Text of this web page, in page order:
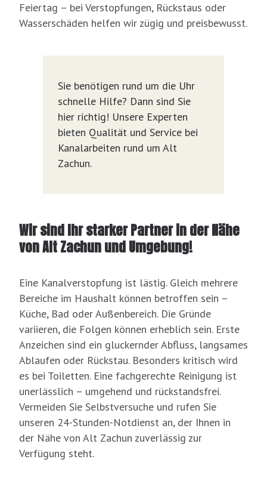
Feiertag – bei Verstopfungen, Rückstaus oder
Wasserschäden helfen wir zügig und preisbewusst.
Sie benötigen rund um die Uhr
schnelle Hilfe? Dann sind Sie
hier richtig! Unsere Experten
bieten Qualität und Service bei
Kanalarbeiten rund um Alt
Zachun.
Wir sind Ihr starker Partner in der Nähe
von Alt Zachun und Umgebung!
Eine Kanalverstopfung ist lästig. Gleich mehrere
Bereiche im Haushalt können betroffen sein –
Küche, Bad oder Außenbereich. Die Gründe
variieren, die Folgen können erheblich sein. Erste
Anzeichen sind ein gluckernder Abfluss, langsames
Ablaufen oder Rückstau. Besonders kritisch wird
es bei Toiletten. Eine fachgerechte Reinigung ist
unerlässlich – umgehend und rückstandsfrei.
Vermeiden Sie Selbstversuche und rufen Sie
unseren 24-Stunden-Notdienst an, der Ihnen in
der Nähe von Alt Zachun zuverlässig zur
Verfügung steht.